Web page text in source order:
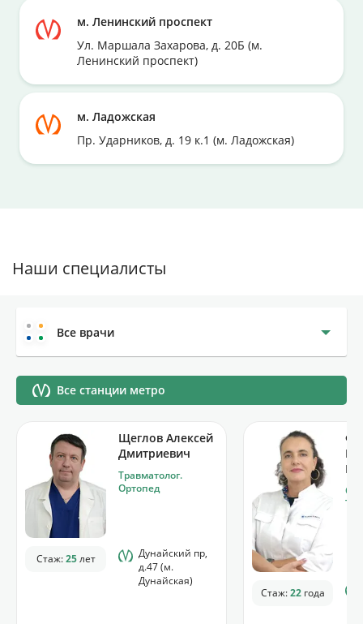
м. Ленинский проспект
Ул. Маршала Захарова, д. 20Б (м.
Ленинский проспект)
м. Ладожская
Пр. Ударников, д. 19 к.1 (м. Ладожская)
Наши специалисты
Все врачи
Все станции метро
Щеглов Алексей
Дмитриевич
Травматолог.
Ортопед
Стаж:25лет
Дунайский пр,
д.47 (м.
Дунайская)
Стаж:22года